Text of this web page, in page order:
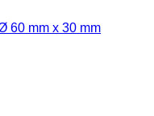
60 mm x 30 mm